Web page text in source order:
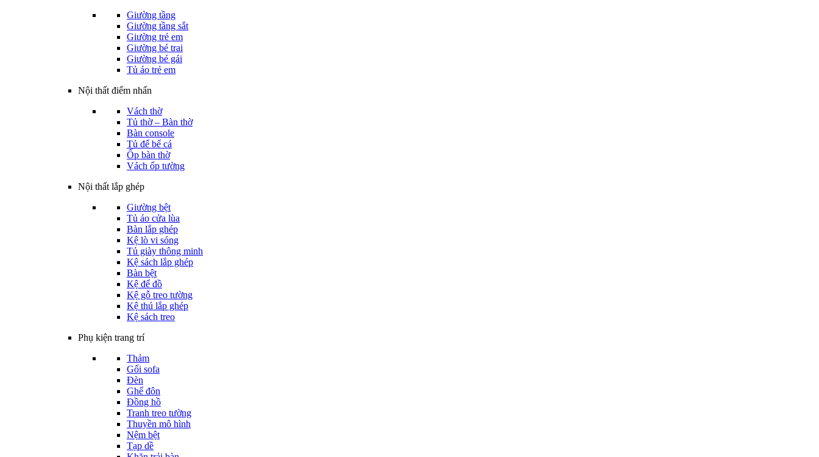
Giường tầng
Giường tầng sắt
Giường trẻ em
Giường bé trai
Giường bé gái
Tủ áo trẻ em
Nội thất điểm nhấn
Vách thờ
Tủ thờ – Bàn thờ
Bàn console
Tủ để bể cá
Ốp bàn thờ
Vách ốp tường
Nội thất lắp ghép
Giường bệt
Tủ áo cửa lùa
Bàn lắp ghép
Kệ lò vi sóng
Tủ giày thông minh
Kệ sách lắp ghép
Bàn bệt
Kệ để đồ
Kệ gỗ treo tường
Kệ thú lắp ghép
Kệ sách treo
Phụ kiện trang trí
Thảm
Gối sofa
Đèn
Ghế đôn
Đồng hồ
Tranh treo tường
Thuyền mô hình
Nệm bệt
Tạp dề